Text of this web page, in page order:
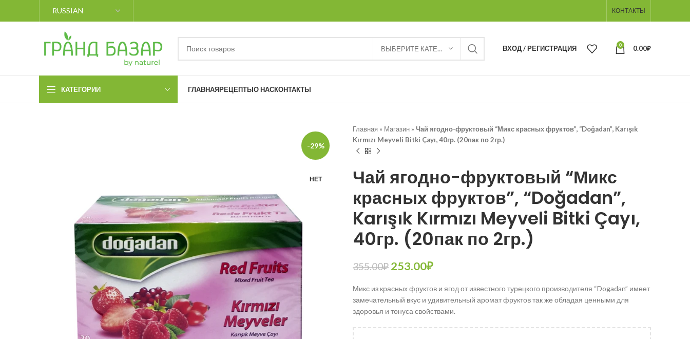
КОНТАКТЫ
ВЫБЕРИТЕ КАТЕГОРИЮ ВХОД / РЕГИСТРАЦИЯ 0 0.00₽
КАТЕГОРИИ ГЛАВНАЯРЕЦЕПТЫО НАСКОНТАКТЫ
-29%
НЕТ
Главная » Магазин » Чай ягодно-фруктовый “Микс красных фруктов”, “Doğadan”, Karışık
Kırmızı Meyveli Bitki Çayı, 40гр. (20пак по 2гр.)
Чай ягодно-фруктовый “Микс
красных фруктов”, “Doğadan”,
Karışık Kırmızı Meyveli Bitki Çayı,
40гр. (20пак по 2гр.)
355.00₽ 253.00₽
Микс из красных фруктов и ягод от известного турецкого производителя “Dogadan” имеет
замечательный вкус и удивительный аромат фруктов так же обладая ценными для
здоровья и тонуса свойствами.